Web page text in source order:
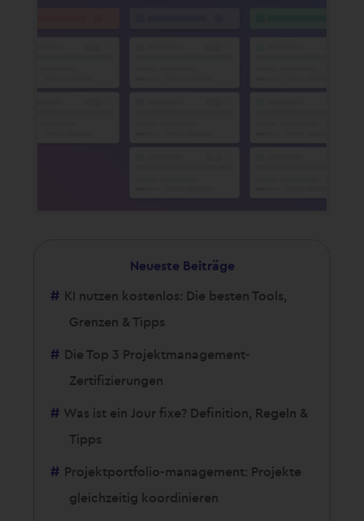
Neueste Beiträge
KI nutzen kostenlos: Die besten Tools,
Grenzen & Tipps
Die Top 3 Projektmanagement-
Zertifizierungen
Was ist ein Jour fixe? Definition, Regeln &
Tipps
Projektportfolio-management: Projekte
gleichzeitig koordinieren